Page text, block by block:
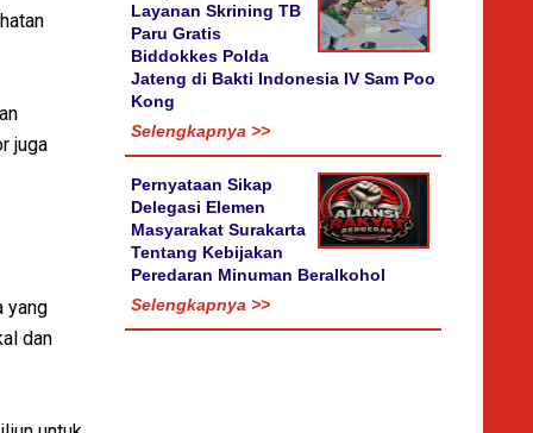
juga
yang
dan
Layanan Skrining TB
Paru Gratis
Biddokkes Polda
Jateng di Bakti Indonesia IV Sam Poo
Kong
Selengkapnya >>
Pernyataan Sikap
Delegasi Elemen
Masyarakat Surakarta
Tentang Kebijakan
Peredaran Minuman Beralkohol
Selengkapnya >>